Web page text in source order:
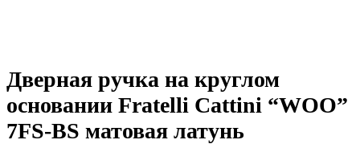
Дверная ручка на круглом
основании Fratelli Cattini “WOO”
7FS-BS матовая латунь